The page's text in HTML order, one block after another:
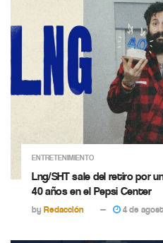
ENTRETENIMIENTO
Lng/SHT sale del retiro por
40 años en el Pepsi Center
by Redacción 4 de